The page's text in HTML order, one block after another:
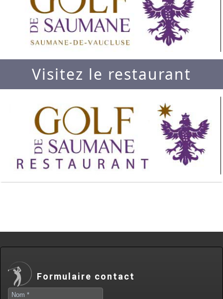
Visitez le restaurant
Formulaire contact